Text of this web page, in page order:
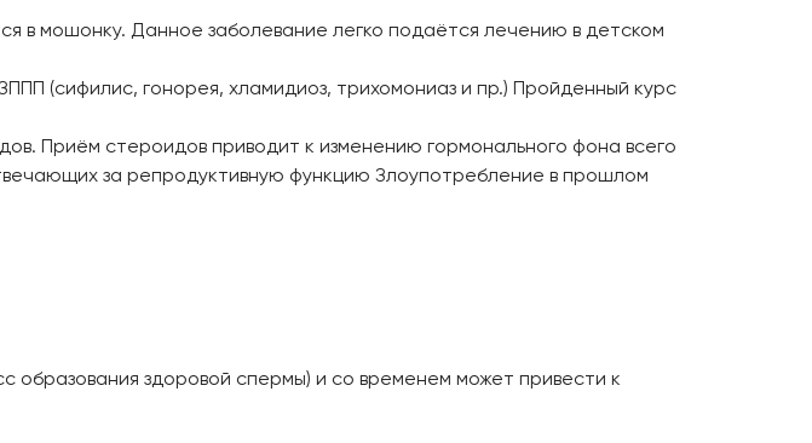
в мошонку. Данное заболевание легко подаётся лечению в детском
(сифилис, гонорея, хламидиоз, трихомониаз и пр.) Пройденный курс
Приём стероидов приводит к изменению гормонального фона всего
за репродуктивную функцию Злоупотребление в прошлом
образования здоровой спермы) и со временем может привести к